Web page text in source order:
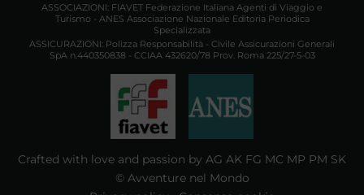
ASSOCIAZIONI: FIAVET Federazione Italiana Agenti di Viaggio e
Turismo - ANES Associazione Nazionale Editoria Periodica
Specializzata
ASSICURAZIONI: Polizza Responsabilità - Civile Assicurazioni Generali
SpA n.440350838 - CCIAA 432620/78 Prov. Roma 225/27-5-03
Crafted with love and passion by AG AK FG MC MP PM SK
© Avventure nel Mondo